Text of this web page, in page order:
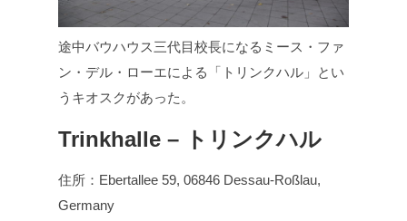
途中バウハウス三代目校長になるミース・ファ
ン・デル・ローエによる「トリンクハル」とい
うキオスクがあった。
Trinkhalle – トリンクハル
住所：Ebertallee 59, 06846 Dessau-Roßlau,
Germany